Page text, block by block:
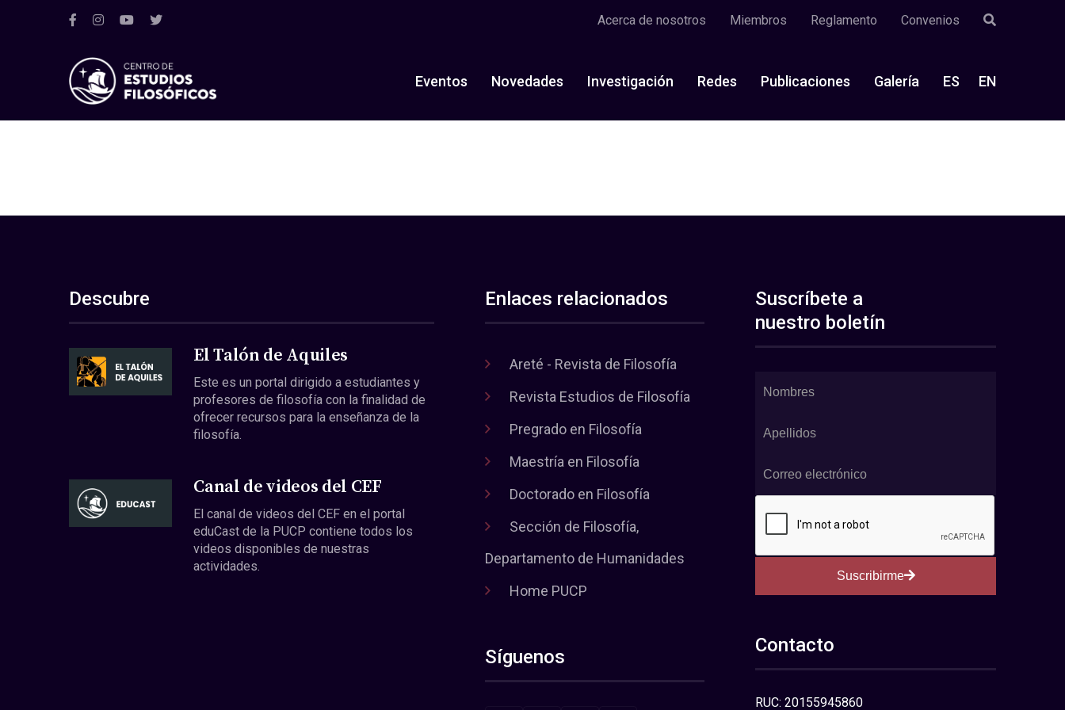
Acerca de nosotros Miembros Reglamento Convenios
Eventos Novedades Investigación Redes Publicaciones Galería ES EN
Descubre
El Talón de Aquiles
Este es un portal dirigido a estudiantes y
profesores de filosofía con la finalidad de
ofrecer recursos para la enseñanza de la
filosofía.
Canal de videos del CEF
El canal de videos del CEF en el portal
eduCast de la PUCP contiene todos los
videos disponibles de nuestras
actividades.
Enlaces relacionados
Areté - Revista de Filosofía
Revista Estudios de Filosofía
Pregrado en Filosofía
Maestría en Filosofía
Doctorado en Filosofía
Sección de Filosofía,
Departamento de Humanidades
Home PUCP
Síguenos
Suscríbete a
nuestro boletín
Suscribirme
Contacto
RUC: 20155945860